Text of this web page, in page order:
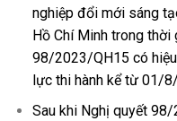
nghiệp đổi mới sáng
Hồ Chí Minh trong thời
98/2023/QH15 có
lực thi hành kể từ 01/
Sau khi Nghị quyết